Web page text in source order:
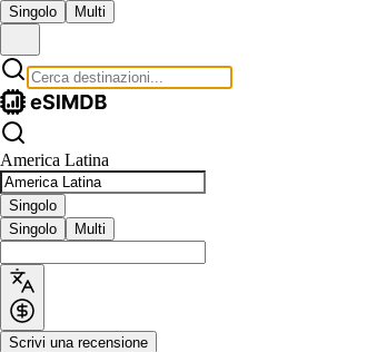
Singolo Multi
America Latina
Singolo
Singolo
Multi
Scrivi una recensione